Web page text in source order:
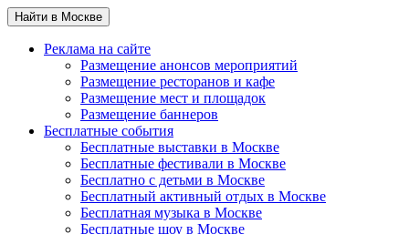
Найти в Москве
Реклама на сайте
Размещение анонсов мероприятий
Размещение ресторанов и кафе
Размещение мест и площадок
Размещение баннеров
Бесплатные события
Бесплатные выставки в Москве
Бесплатные фестивали в Москве
Бесплатно с детьми в Москве
Бесплатный активный отдых в Москве
Бесплатная музыка в Москве
Бесплатные шоу в Москве